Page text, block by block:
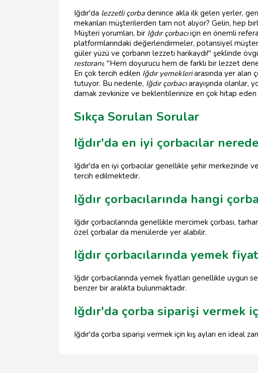
Iğdır'da lezzetli çorbadenince akla ilk gelen yerler,
mekanları müşterilerden tam not alıyor? Gelin, hep
Müşteri yorumları, bir Iğdır çorbacıiçin en önemli
platformlarındaki değerlendirmeler, potansiyel
güler yüzü ve çorbanın lezzeti harikaydı!" şeklinde
restoranı, "Hem doyurucu hem de farklı bir lezzet
En çok tercih edilen Iğdır yemekleriarasında yer alan
tutuyor. Bu nedenle, Iğdır çorbacıarayışında olanlar,
damak zevkinize ve beklentilerinize en çok hitap eden
Sıkça Sorulan Sorular
Iğdır'da en iyi çorbacılar
Iğdır'da en iyi çorbacılar genellikle şehir merkezinde
tercih edilmektedir.
Iğdır çorbacılarında hangi
Iğdır çorbacılarında genellikle mercimek çorbası,
özel çorbalar da menülerde yer alabilir.
Iğdır çorbacılarında yemek
Iğdır çorbacılarında yemek fiyatları genellikle
benzer bir aralıkta bulunmaktadır.
Iğdır'da çorba siparişi vermek
Iğdır'da çorba siparişi vermek için kış ayları en ideal